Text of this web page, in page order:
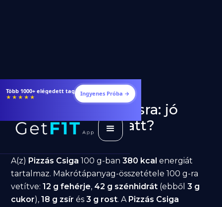
Étrendek, receptek és edzéstervek
★★★★★ Ingyenes Próba →
Pizzás Csiga fogyásra: jó
választás diéta alatt?
A(z) Pizzás Csiga 100 g-ban380 kcal energiát
tartalmaz. Makrótápanyag-összetétele 100 g-ra
vetítve:12 g fehérje, 42 g szénhidrát (ebből3 g
cukor),18 g zsír és3 g rost. A Pizzás Csiga